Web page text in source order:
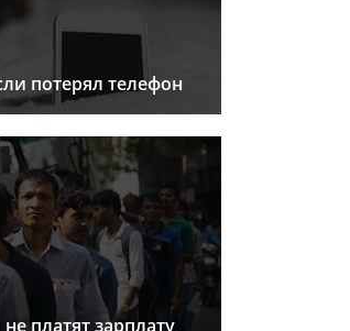
потерял телефон
платят зарплату